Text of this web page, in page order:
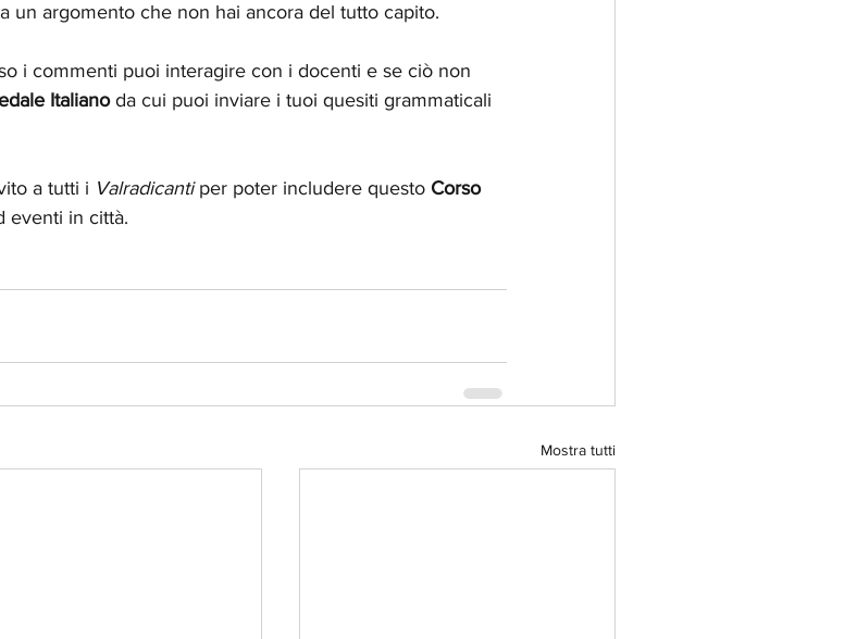
un argomento che non hai ancora del tutto capito.
i commenti puoi interagire con i docenti e se ciò non
Italiano da cui puoi inviare i tuoi quesiti grammaticali
a tutti i Valradicanti per poter includere questo Corso
eventi in città.
Mostra tutti